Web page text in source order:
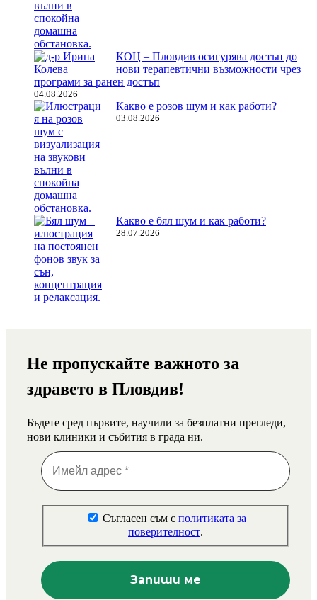
КОЦ – Пловдив осигурява достъп до
нови терапевтични възможности чрез
програми за ранен достъп
04.08.2026
Какво е розов шум и как работи?
03.08.2026
Какво е бял шум и как работи?
28.07.2026
Не пропускайте важното за
здравето в Пловдив!
Бъдете сред първите, научили за безплатни прегледи,
нови клиники и събития в града ни.
Съгласен съм с политиката за
поверителност.